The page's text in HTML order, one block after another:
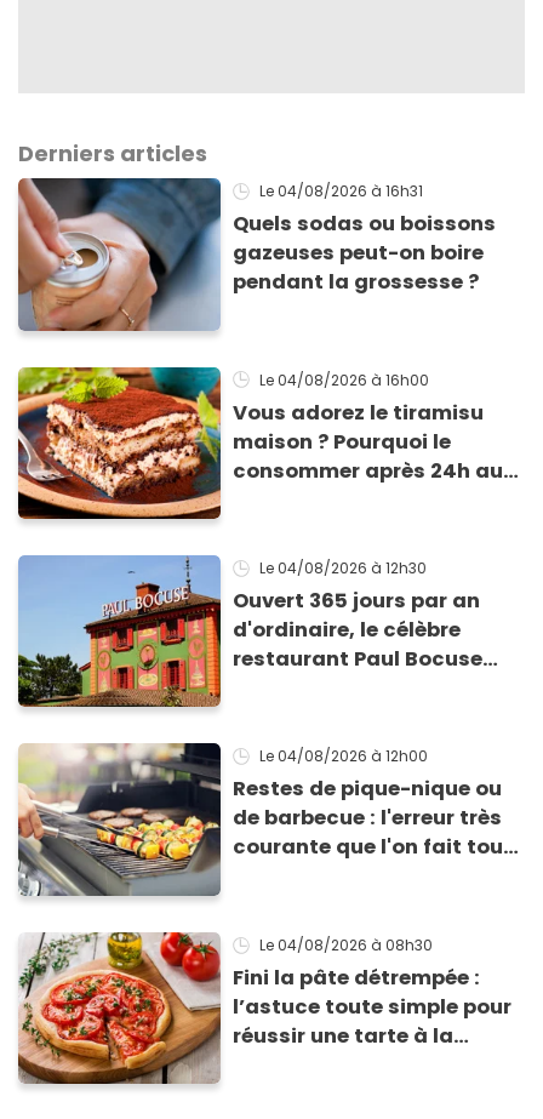
Derniers articles
Le 04/08/2026 à 16h31
Quels sodas ou boissons
gazeuses peut-on boire
pendant la grossesse ?
Le 04/08/2026 à 16h00
Vous adorez le tiramisu
maison ? Pourquoi le
consommer après 24h au
Le 04/08/2026 à 12h30
Ouvert 365 jours par an
d'ordinaire, le célèbre
restaurant Paul Bocuse
Le 04/08/2026 à 12h00
Restes de pique-nique ou
de barbecue : l'erreur très
courante que l'on fait tous
Le 04/08/2026 à 08h30
Fini la pâte détrempée :
l’astuce toute simple pour
réussir une tarte à la